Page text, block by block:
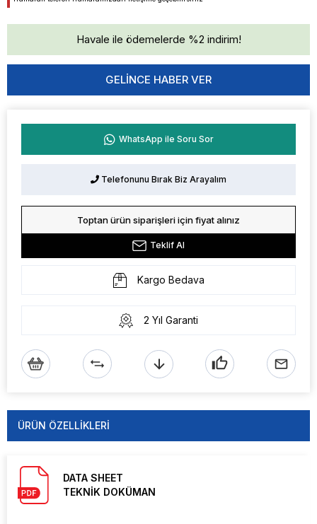
Havale ile ödemelerde %2 indirim!
GELINCE HABER VER
WhatsApp ile Soru Sor
Telefonunu Bırak Biz Arayalım
Toptan ürün siparişleri için fiyat alınız
Teklif Al
Kargo Bedava
2 Yıl Garanti
ÜRÜN ÖZELLIKLERI
DATA SHEET
TEKNİK DOKÜMAN